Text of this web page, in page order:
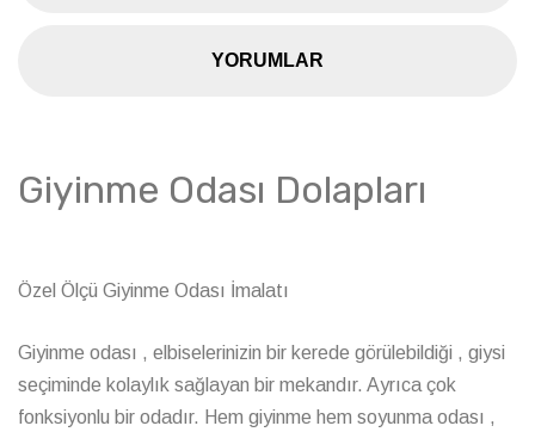
YORUMLAR
Giyinme Odası Dolapları
Özel Ölçü Giyinme Odası İmalatı
Giyinme odası , elbiselerinizin bir kerede görülebildiği , giysi
seçiminde kolaylık sağlayan bir mekandır. Ayrıca çok
fonksiyonlu bir odadır. Hem giyinme hem soyunma odası ,